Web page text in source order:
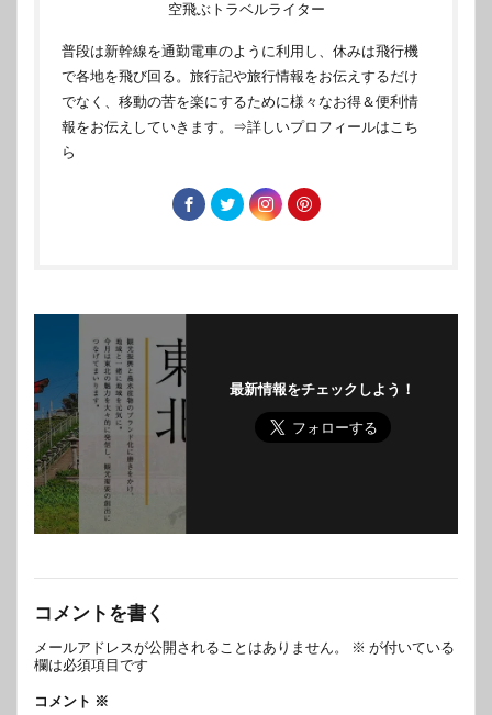
空飛ぶトラベルライター
普段は新幹線を通勤電車のように利用し、休みは飛行機
で各地を飛び回る。旅行記や旅行情報をお伝えするだけ
でなく、移動の苦を楽にするために様々なお得＆便利情
報をお伝えしていきます。 ⇒詳しいプロフィールはこち
ら
最新情報をチェックしよう！
コメントを書く
メールアドレスが公開されることはありません。 ※ が付いている
欄は必須項目です
コメント ※